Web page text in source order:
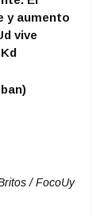
y aumento
vive
/ FocoUy